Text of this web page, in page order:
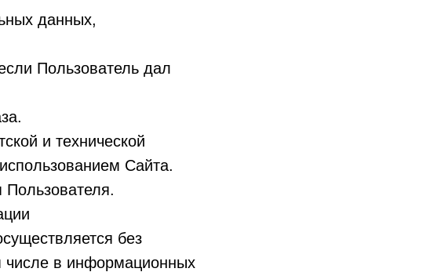
данных,
Пользователь дал
и технической
Сайта.
Пользователя.
без
числе в информационных